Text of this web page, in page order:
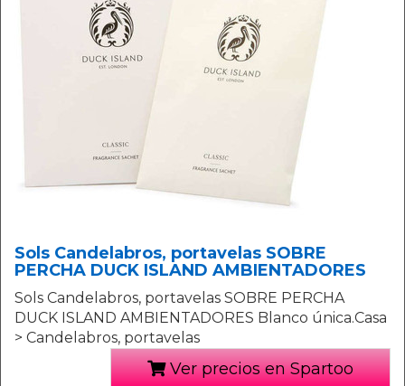
Sols Candelabros, portavelas SOBRE
PERCHA DUCK ISLAND AMBIENTADORES
Sols Candelabros, portavelas SOBRE PERCHA
DUCK ISLAND AMBIENTADORES Blanco única.Casa
> Candelabros, portavelas
Ver precios en Spartoo